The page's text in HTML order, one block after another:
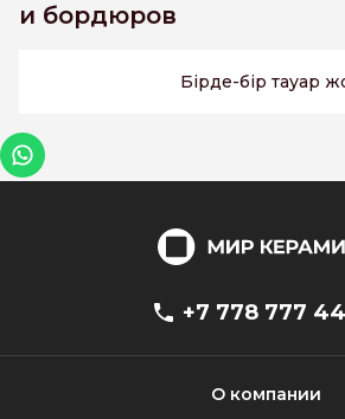
и бордюров
Бірде-бір тауар
+7 778 777
О компании